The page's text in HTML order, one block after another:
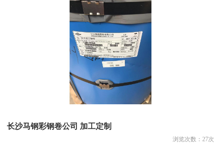
长沙马钢彩钢卷公司 加工定制
浏览次数： 27次